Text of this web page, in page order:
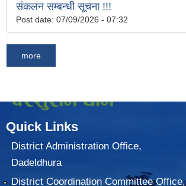
संकलन सम्बन्धी सूचना !!!
Post date: 07/09/2026 - 07:32
more
Quick Links
District Administration Office,
Dadeldhura
District Coordination Committee Office,